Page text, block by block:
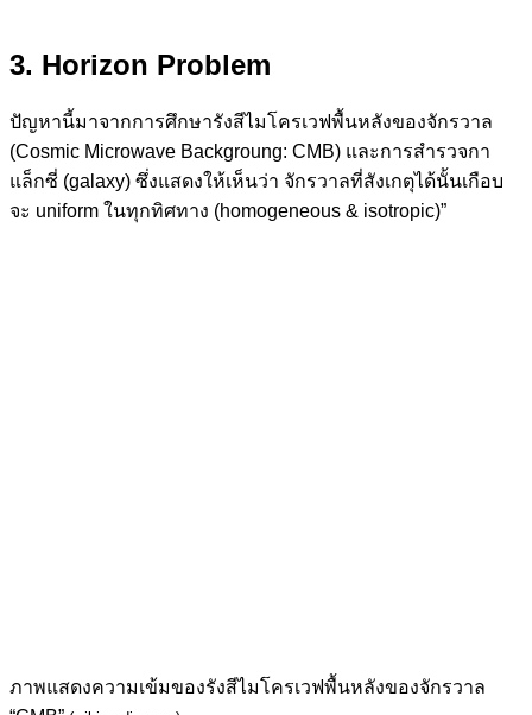
3. Horizon Problem
ปัญหานี้มาจากการศึกษารังสีไมโครเวฟพื้นหลังของจักรวาล
(Cosmic Microwave Backgroung: CMB) และการสำรวจกา
แล็กซี่ (galaxy) ซึ่งแสดงให้เห็นว่า จักรวาลที่สังเกตุได้นั้นเกือบ
จะ uniform ในทุกทิศทาง (homogeneous & isotropic)”
ภาพแสดงความเข้มของรังสีไมโครเวฟพื้นหลังของจักรวาล